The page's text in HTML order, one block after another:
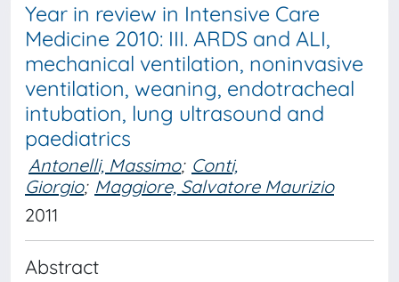
Year in review in Intensive Care
Medicine 2010: III. ARDS and ALI,
mechanical ventilation, noninvasive
ventilation, weaning, endotracheal
intubation, lung ultrasound and
paediatrics
Antonelli, Massimo; Conti,
Giorgio; Maggiore, Salvatore Maurizio
2011
Abstract